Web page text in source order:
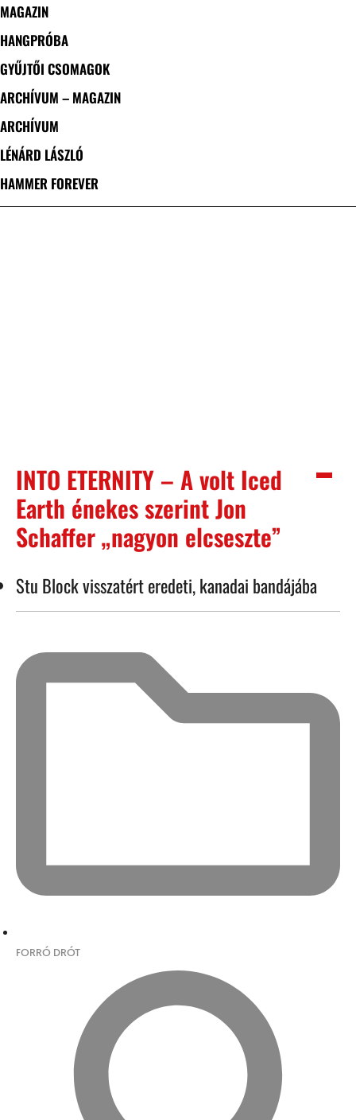
MAGAZIN
HANGPRÓBA
GYŰJTŐI CSOMAGOK
ARCHÍVUM – MAGAZIN
ARCHÍVUM
LÉNÁRD LÁSZLÓ
HAMMER FOREVER
INTO ETERNITY – A volt Iced
Earth énekes szerint Jon
Schaffer „nagyon elcseszte”
Stu Block visszatért eredeti, kanadai bandájába
FORRÓ DRÓT